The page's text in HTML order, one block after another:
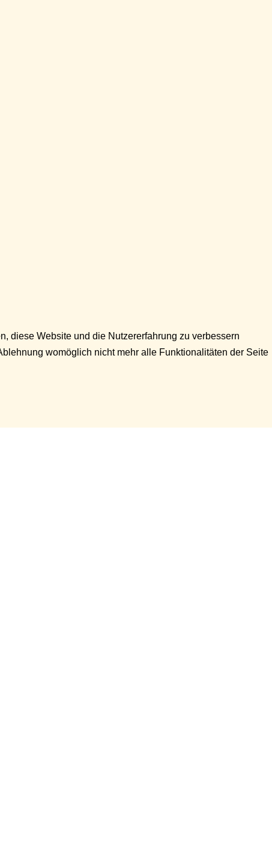
diese Website und die Nutzererfahrung zu verbessern
womöglich nicht mehr alle Funktionalitäten der Seite